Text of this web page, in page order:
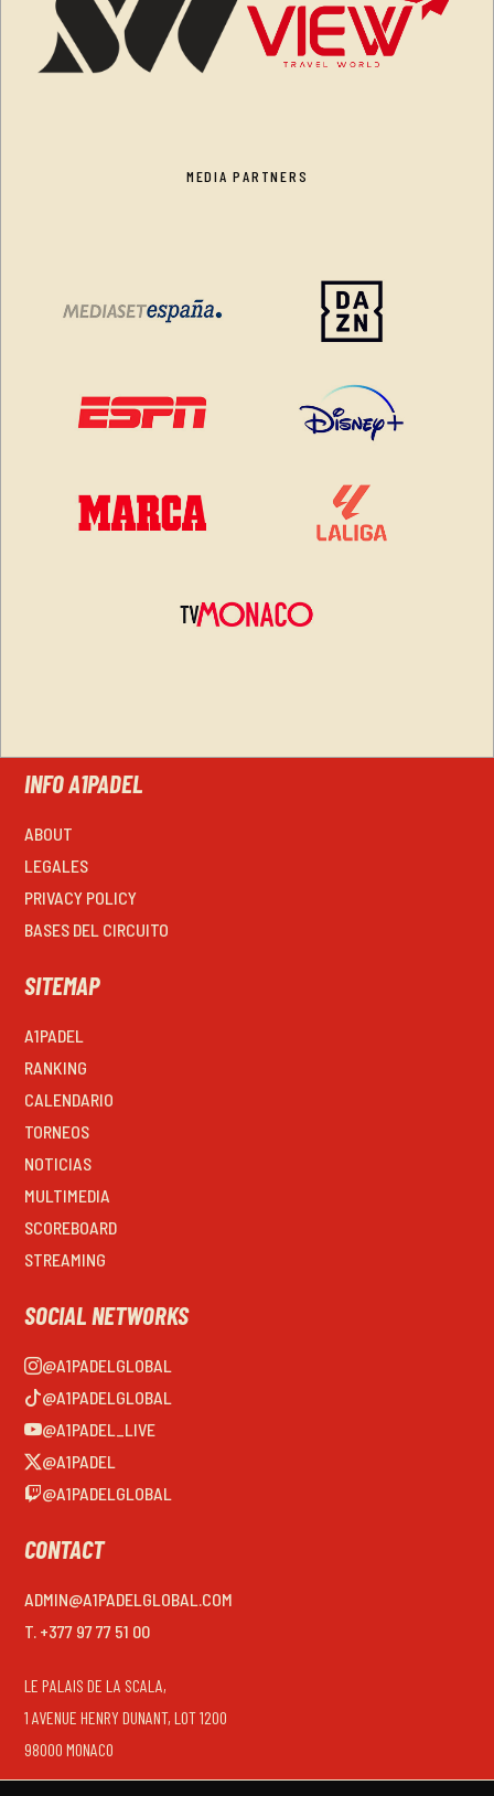
MEDIA PARTNERS
INFO A1PADEL
ABOUT
LEGALES
PRIVACY POLICY
BASES DEL CIRCUITO
SITEMAP
A1PADEL
RANKING
CALENDARIO
TORNEOS
NOTICIAS
MULTIMEDIA
SCOREBOARD
STREAMING
SOCIAL NETWORKS
@A1PADELGLOBAL
@A1PADELGLOBAL
@A1PADEL_LIVE
@A1PADEL
@A1PADELGLOBAL
CONTACT
ADMIN@A1PADELGLOBAL.COM
T. +377 97 77 51 00
LE PALAIS DE LA SCALA,
1 AVENUE HENRY DUNANT, LOT 1200
98000 MONACO